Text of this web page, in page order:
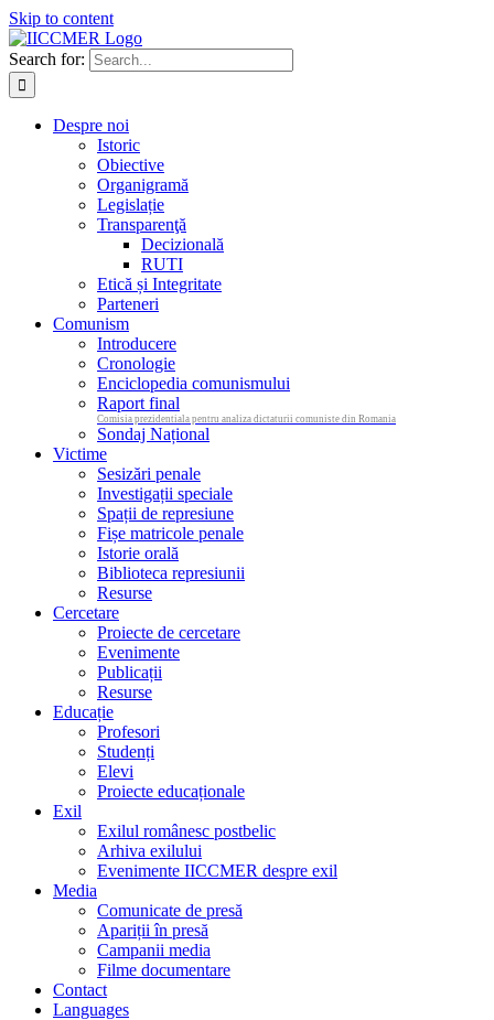
Skip to content
Search for:
Despre noi
Istoric
Obiective
Organigramă
Legislație
Transparenţă
Decizională
RUTI
Etică și Integritate
Parteneri
Comunism
Introducere
Cronologie
Enciclopedia comunismului
Raport final
Comisia prezidentiala pentru analiza dictaturii comuniste din Romania
Sondaj Național
Victime
Sesizări penale
Investigații speciale
Spații de represiune
Fișe matricole penale
Istorie orală
Biblioteca represiunii
Resurse
Cercetare
Proiecte de cercetare
Evenimente
Publicații
Resurse
Educație
Profesori
Studenți
Elevi
Proiecte educaționale
Exil
Exilul românesc postbelic
Arhiva exilului
Evenimente IICCMER despre exil
Media
Comunicate de presă
Apariții în presă
Campanii media
Filme documentare
Contact
Languages